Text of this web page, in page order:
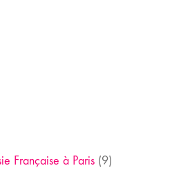
Française à Paris (9)